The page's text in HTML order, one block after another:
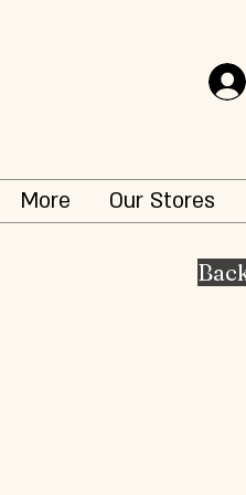
Our Stores
More